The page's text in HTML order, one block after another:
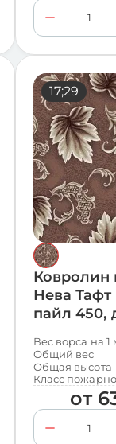
17;29
Ковролин
Нева
пайл 450,
Вес ворса на 1
Общий вес
Общая высота
Класс
от